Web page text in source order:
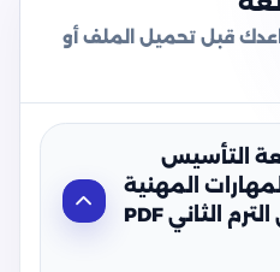
قبل تحميل الملف أو
التأسيس
المهنية
للصف الرابع الابتدائي الترم الثاني PDF